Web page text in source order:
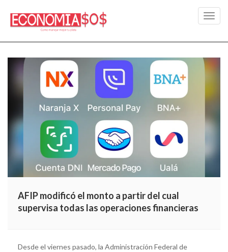
AFIP modificó el monto a partir del cual
supervisa todas las operaciones financieras
Desde el viernes pasado, la Administración Federal de